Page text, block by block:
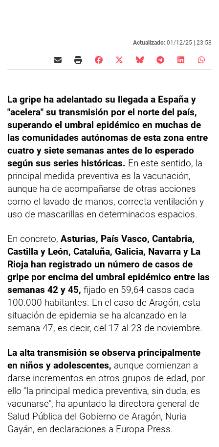
Actualizado: 01/12/25 | 23:58
La gripe ha adelantado su llegada a España y
"acelera" su transmisión por el norte del país,
superando el umbral epidémico en muchas de
las comunidades autónomas de esta zona entre
cuatro y siete semanas antes de lo esperado
según sus series históricas. En este sentido, la
principal medida preventiva es la vacunación,
aunque ha de acompañarse de otras acciones
como el lavado de manos, correcta ventilación y
uso de mascarillas en determinados espacios.
En concreto, Asturias, País Vasco, Cantabria,
Castilla y León, Cataluña, Galicia, Navarra y La
Rioja han registrado un número de casos de
gripe por encima del umbral epidémico entre las
semanas 42 y 45, fijado en 59,64 casos cada
100.000 habitantes. En el caso de Aragón, esta
situación de epidemia se ha alcanzado en la
semana 47, es decir, del 17 al 23 de noviembre.
La alta transmisión se observa principalmente
en niños y adolescentes, aunque comienzan a
darse incrementos en otros grupos de edad, por
ello "la principal medida preventiva, sin duda, es
vacunarse", ha apuntado la directora general de
Salud Pública del Gobierno de Aragón, Nuria
Gayán, en declaraciones a Europa Press.